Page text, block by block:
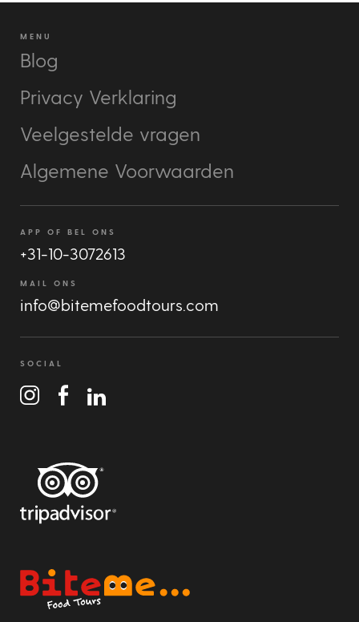
MENU
Blog
Privacy Verklaring
Veelgestelde vragen
Algemene Voorwaarden
APP OF BEL ONS
+31-10-3072613
MAIL ONS
info@bitemefoodtours.com
SOCIAL